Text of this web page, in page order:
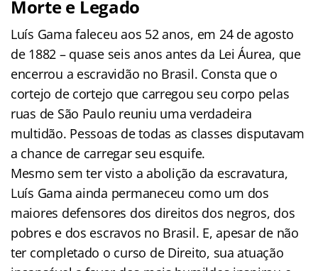
Morte e Legado
Luís Gama faleceu aos 52 anos, em 24 de agosto
de 1882 – quase seis anos antes da Lei Áurea, que
encerrou a escravidão no Brasil. Consta que o
cortejo de cortejo que carregou seu corpo pelas
ruas de São Paulo reuniu uma verdadeira
multidão. Pessoas de todas as classes disputavam
a chance de carregar seu esquife.
Mesmo sem ter visto a abolição da escravatura,
Luís Gama ainda permaneceu como um dos
maiores defensores dos direitos dos negros, dos
pobres e dos escravos no Brasil. E, apesar de não
ter completado o curso de Direito, sua atuação